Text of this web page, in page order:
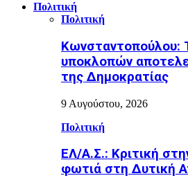
Πολιτική
Πολιτική
Κωνσταντοπούλου:
υποκλοπών
της Δημοκρατίας
9 Αυγούστου, 2026
Πολιτική
ΕΛ/Α.Σ.: Κριτική
φωτιά στη Δυτική